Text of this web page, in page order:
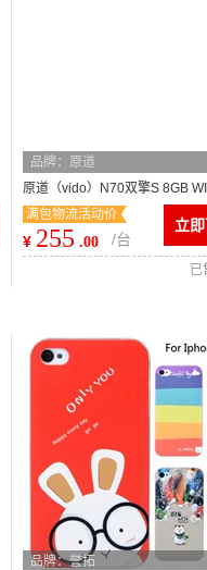
品牌：原道
原道（vido）N70双擎S 8GB
板电脑 安卓4.2超强性价比
满包物流活动价
¥ 255 .00 /台
立
品牌：誉拓